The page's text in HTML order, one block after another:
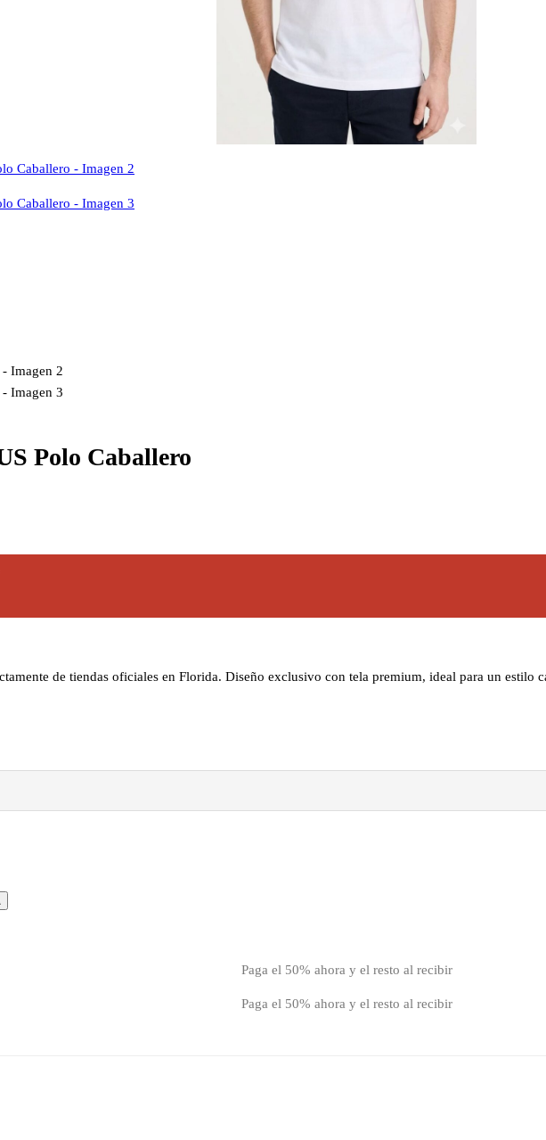
Polo Caballero
de tiendas oficiales en Florida. Diseño exclusivo con tela premium, ideal para un estilo
Paga el 50% ahora y el resto al recibir
Paga el 50% ahora y el resto al recibir